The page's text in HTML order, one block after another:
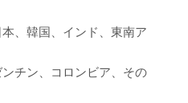
、韓国、インド、東南ア
チン、コロンビア、その